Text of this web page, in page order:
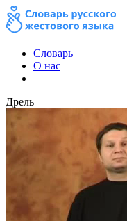
Словарь
О нас
Дрель